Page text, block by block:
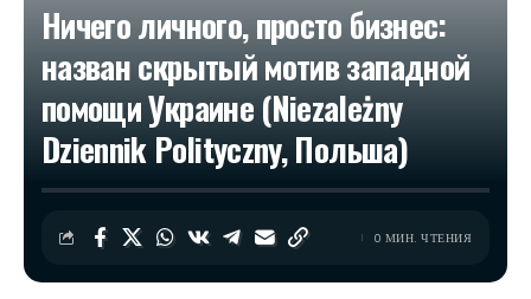
Ничего личного, просто бизнес:
назван скрытый мотив западной
помощи Украине (Niezależny
Dziennik Polityczny, Польша)
0 МИН. ЧТЕНИЯ